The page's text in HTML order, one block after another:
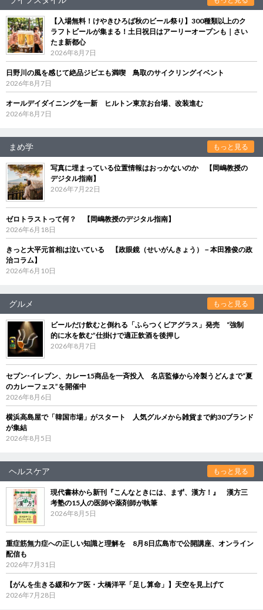
【入場無料！けやきひろば秋のビール祭り】300種類以上のク
ラフトビールが集まる！土日祝日はアーリーオープンも｜さい
たま新都心
2026年8月7日
日野川の風を感じて絶品ジビエも満喫 鳥取のサイクリングイベント
2026年8月7日
オールデイダイニングを一新 ヒルトン東京お台場、改装進む
2026年8月7日
まめ学 もっと見る
写真に埋まっている位置情報はおっかないのか 【岡嶋教授の
デジタル指南】
2026年7月22日
ゼロトラストって何？ 【岡嶋教授のデジタル指南】
2026年6月18日
きっと大平元首相は泣いている 【政眼鏡（せいがんきょう）－本田雅俊の政
治コラム】
2026年6月10日
グルメ もっと見る
ビールだけ飲むと倒れる「ふらつくビアグラス」発売 “強制
的に水を飲む”仕掛けで適正飲酒を後押し
2026年8月7日
セブン‐イレブン、カレー15商品を一斉投入 名店監修から冷製うどんまで“夏
のカレーフェス”を開催中
2026年8月6日
横浜高島屋で「韓国市場」がスタート 人気グルメから雑貨まで約30ブランド
が集結
2026年8月5日
ヘルスケア もっと見る
現代書林から新刊『こんなときには、まず、漢方！』 漢方三
考塾の15人の医師や薬剤師が執筆
2026年8月5日
重症筋無力症への正しい知識と理解を 8月8日広島市で公開講座、オンライン
配信も
2026年7月31日
【がんを生きる緩和ケア医・大橋洋平「足し算命」】天空を見上げて
2026年7月28日